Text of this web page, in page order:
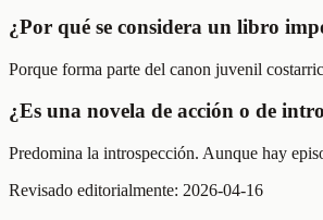
¿Por qué se considera un libro
Porque forma parte del canon juvenil
¿Es una novela de acción o de
Predomina la introspección. Aunque hay
Revisado editorialmente: 2026-04-16